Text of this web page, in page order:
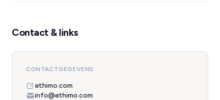
Contact & links
CONTACTGEGEVENS
ethimo.com
info@ethimo.com